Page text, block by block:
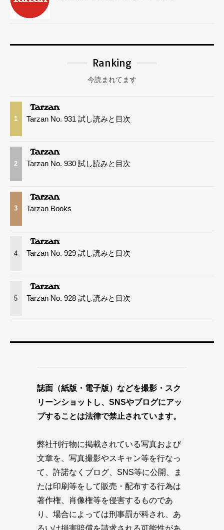
Ranking
今読まれてます
1 Tarzan No. 931 試し読みと目次
2 Tarzan No. 930 試し読みと目次
3 Tarzan Books
4 Tarzan No. 929 試し読みと目次
5 Tarzan No. 928 試し読みと目次
誌面（紙版・電子版）などを撮影・スク
リーンショットし、SNSやブログにアッ
プすることは法律で禁止されています。
弊社刊行物に掲載されている写真および
文章を、写真撮影やスキャン等を行なっ
て、許諾なくブログ、SNS等に公開、ま
たは印刷等をして販売・配布する行為は
著作権、肖像権等を侵害するものであ
り、場合によっては刑事罰が科され、あ
るいは損害賠償を請求される可能性があ